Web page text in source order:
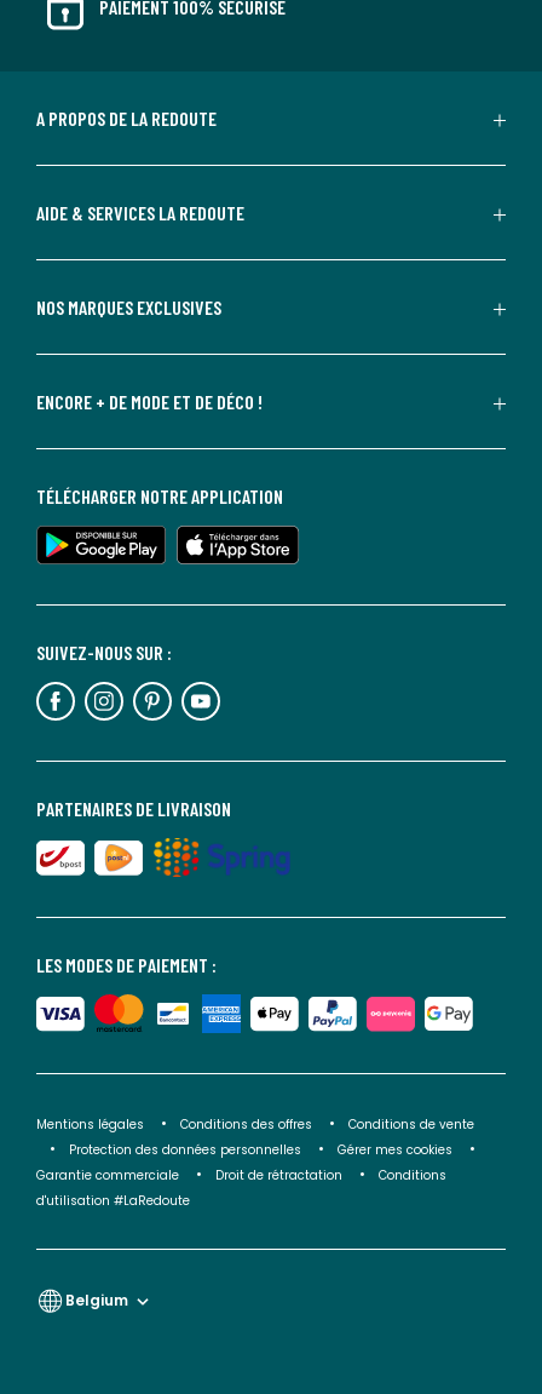
PAIEMENT 100% SÉCURISÉ
A PROPOS DE LA REDOUTE
AIDE & SERVICES LA REDOUTE
NOS MARQUES EXCLUSIVES
ENCORE + DE MODE ET DE DÉCO !
LES MODES DE PAIEMENT :
PARTENAIRES DE LIVRAISON
SUIVEZ-NOUS SUR :
TÉLÉCHARGER NOTRE APPLICATION
Mentions légales Conditions des offres
Conditions de vente
Protection des données personnelles
Gérer mes cookies
Garantie commerciale
Droit de rétractation
Conditions
d'utilisation #LaRedoute
Belgium